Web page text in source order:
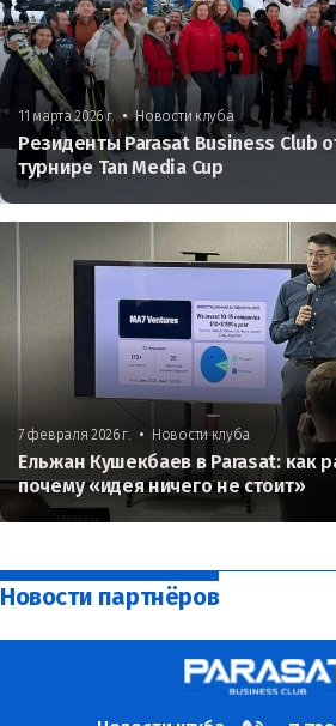
11 марта 2026 г. • Новости клуба
Резиденты Parasat Business Club
турнире Tan Media Cup
7 февраля 2026 г. • Новости клуба
Ельжан Кушекбаев в Parasat: как
почему «идея ничего не стоит»
Новости партнёров